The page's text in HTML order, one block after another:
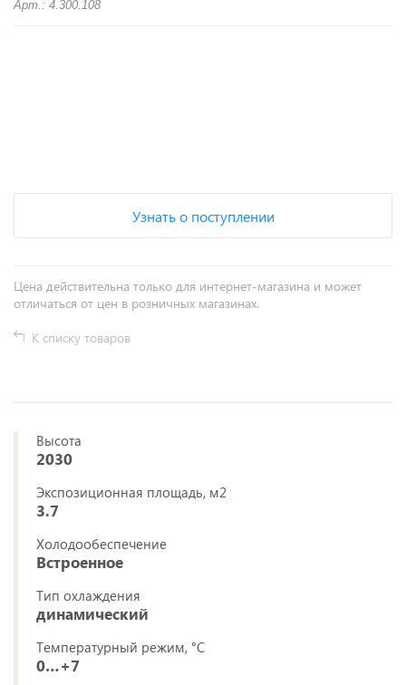
Арт.: 4.300.108
Узнать о поступлении
Цена действительна только для интернет-магазина и может
отличаться от цен в розничных магазинах.
К списку товаров
Высота
2030
Экспозиционная площадь, м2
3.7
Холодообеспечение
Встроенное
Тип охлаждения
динамический
Температурный режим, °C
0…+7